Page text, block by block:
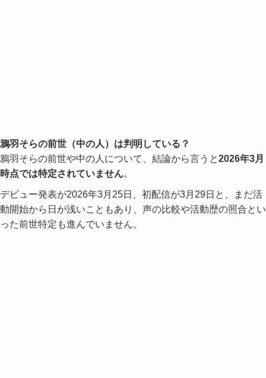
鴉羽そらの前世（中の人）は判明している？
鴉羽そらの前世や中の人について、結論から言うと2026年3月
時点では特定されていません。
デビュー発表が2026年3月25日、初配信が3月29日と、まだ活
動開始から日が浅いこともあり、声の比較や活動歴の照合とい
った前世特定も進んでいません。